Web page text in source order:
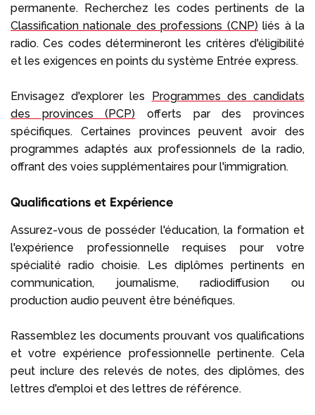
permanente. Recherchez les codes pertinents de la
Classification nationale des professions (CNP) liés à la
radio. Ces codes détermineront les critères d'éligibilité
et les exigences en points du système Entrée express.
Envisagez d'explorer les Programmes des candidats
des provinces (PCP) offerts par des provinces
spécifiques. Certaines provinces peuvent avoir des
programmes adaptés aux professionnels de la radio,
offrant des voies supplémentaires pour l'immigration.
Qualifications et Expérience
Assurez-vous de posséder l'éducation, la formation et
l'expérience professionnelle requises pour votre
spécialité radio choisie. Les diplômes pertinents en
communication, journalisme, radiodiffusion ou
production audio peuvent être bénéfiques.
Rassemblez les documents prouvant vos qualifications
et votre expérience professionnelle pertinente. Cela
peut inclure des relevés de notes, des diplômes, des
lettres d'emploi et des lettres de référence.